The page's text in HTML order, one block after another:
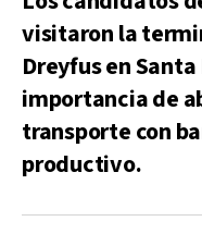
visitaron la
Dreyfus en
importancia de
transporte con
productivo.